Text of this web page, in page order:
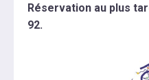
Réservation au plus
92.